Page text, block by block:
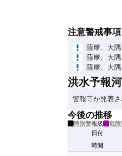
注意警戒事項
薩摩、大
薩摩、大
薩摩、大
洪水予報
警報等が発表さ
今後の推移
特別警報級 危険
日付
時間